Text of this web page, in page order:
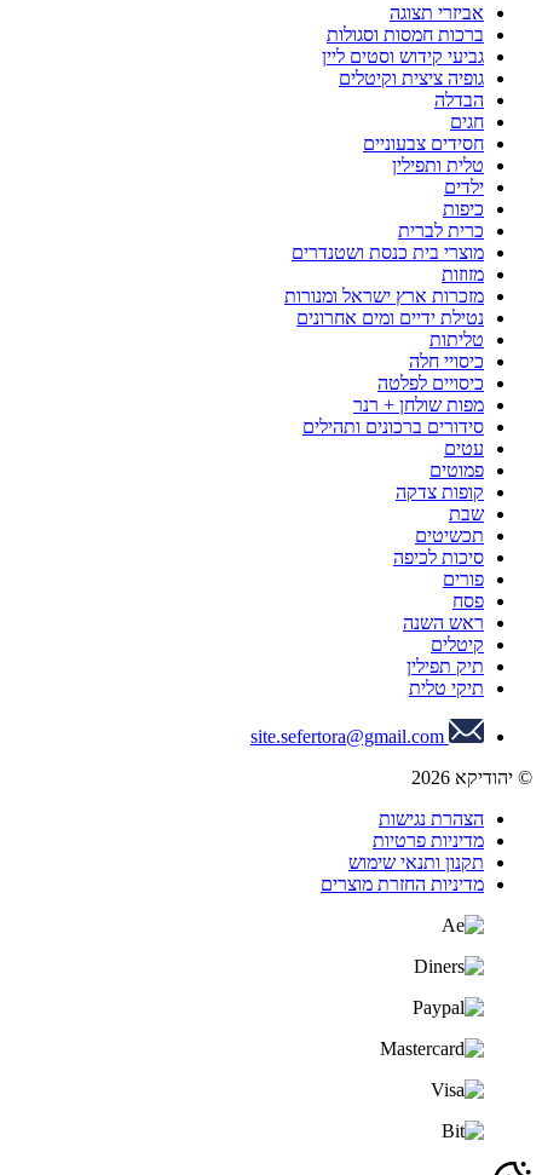
אביזרי תצוגה
ברכות חמסות וסגולות
גביעי קידוש וסטים ליין
גופיה ציצית וקיטלים
הבדלה
חגים
חסידים צבעוניים
טלית ותפילין
ילדים
כיפות
כרית לברית
מוצרי בית כנסת ושטנדרים
מזוזות
מזכרות ארץ ישראל ומנורות
נטילת ידיים ומים אחרונים
טליתות
כיסויי חלה
כיסויים לפלטה
מפות שולחן + רנר
סידורים ברכונים ותהילים
עטים
פמוטים
קופות צדקה
שבת
תכשיטים
סיכות לכיפה
פורים
פסח
ראש השנה
קיטלים
תיק תפילין
תיקי טלית
site.sefertora@gmail.com
© יהודיקא 2026
הצהרת נגישות
מדיניות פרטיות
תקנון ותנאי שימוש
מדיניות החזרת מוצרים